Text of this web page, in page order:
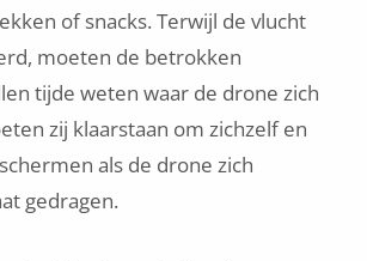
of snacks. Terwijl de vlucht
moeten de betrokken
tijde weten waar de drone zich
zij klaarstaan om zichzelf en
als de drone zich
gedragen.